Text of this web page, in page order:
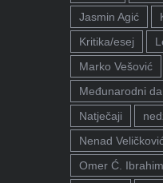
Jasmin Agić
Kritika/esej
Marko Vešović
Međunarodni
Natječaji
Nenad
Omer Ć.